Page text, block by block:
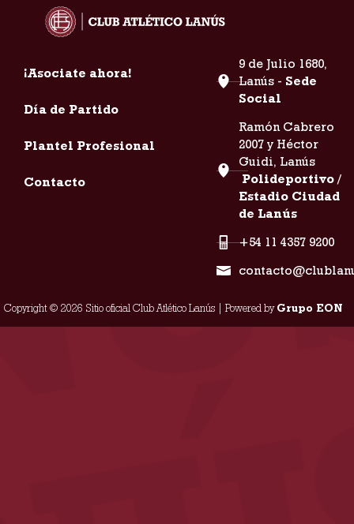
¡Asociate ahora!
Día de Partido
Plantel Profesional
Contacto
9 de Julio 1680,
Lanús - Sede
Social
Ramón Cabrero
2007 y Héctor
Guidi, Lanús
Polideportivo /
Estadio Ciudad
de Lanús
+54 11 4357 9200
Copyright © 2026 Sitio oficial Club Atlético Lanús | Powered byGrupo EON